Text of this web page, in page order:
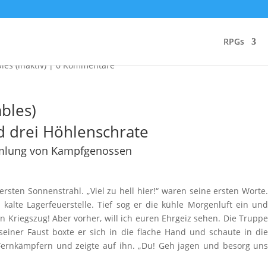
RPGs
(inaktiv)|0 Kommentare
drei Höhlenschrate
von Kampfgenossen
Sonnenstrahl. „Viel zu hell hier!“ waren seine ersten Worte.
Lagerfeuerstelle. Tief sog er die kühle Morgenluft ein und
Aber vorher, will ich euren Ehrgeiz sehen. Die Truppe
Faust boxte er sich in die flache Hand und schaute in die
und zeigte auf ihn. „Du! Geh jagen und besorg uns